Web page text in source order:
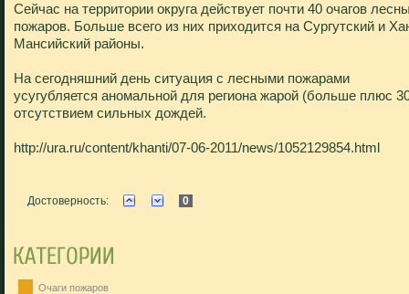
Сейчас на территории округа действует почти 40 очагов
пожаров. Больше всего из них приходится на Сургутский и
Мансийский районы.
На сегодняшний день ситуация с лесными пожарами
усугубляется аномальной для региона жарой (больше плюс
отсутствием сильных дождей.
http://ura.ru/content/khanti/07-06-2011/news/1052129854.html
Достоверность: 0
Очаги пожаров